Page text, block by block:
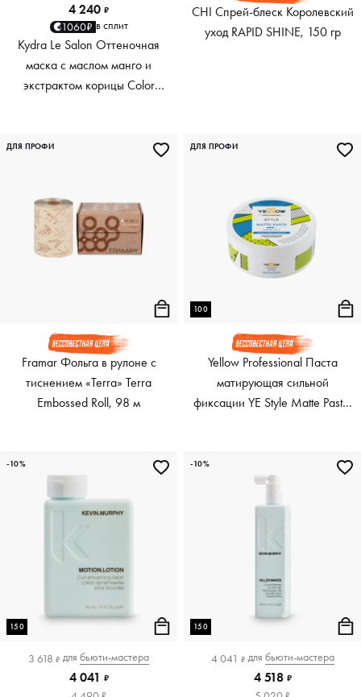
4 240 ₽
1060₽ в сплит
Kydra Le Salon Оттеночная
маска с маслом манго и
экстрактом корицы Color
CHI Спрей-блеск Королевский
уход RAPID SHINE, 150 гр
Framar Фольга в рулоне с
тиснением «Terra» Terra
Embossed Roll, 98 м
ДЛЯ ПРОФИ
100
Yellow Professional Паста
матирующая сильной
фиксации YE Style Matte Paste,
ДЛЯ ПРОФИ
150
3 618 ₽ для бьюти-мастера
4 041 ₽
-10%
150
4 041 ₽ для бьюти-мастера
4 518 ₽
-10%